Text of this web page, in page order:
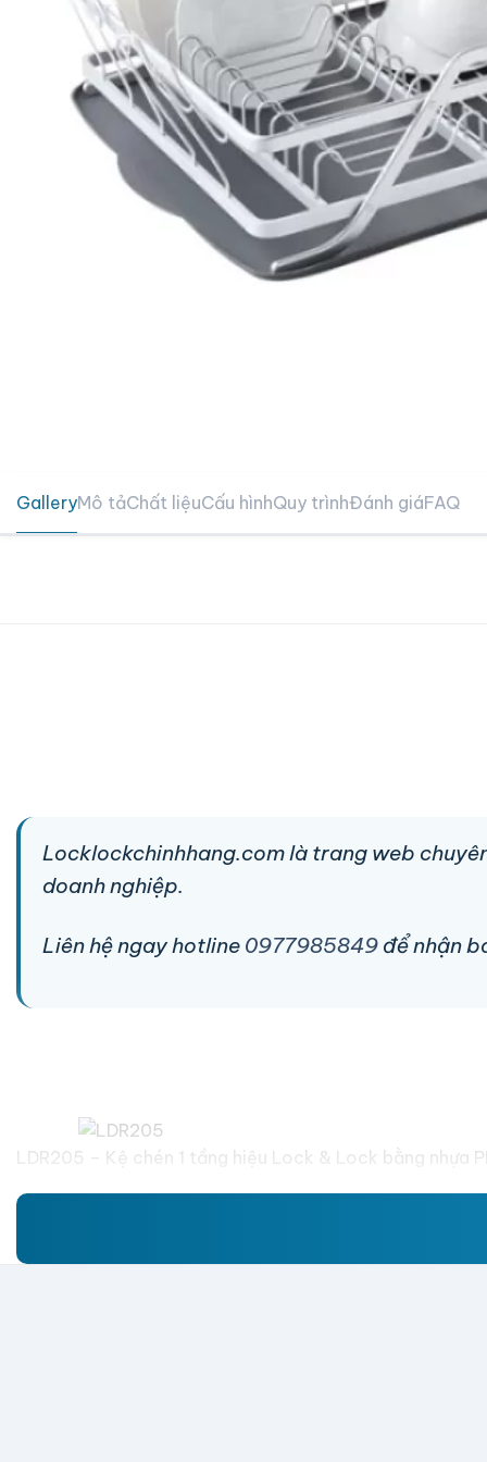
GalleryMô tảChất liệuCấu hìnhQuy trìnhĐánh giáFAQ
Locklockchinhhang.com là trang web
doanh nghiệp.
Liên hệ ngay hotline 0977985849 để nhận
LDR205 – Kệ chén 1 tầng hiệu Lock & Lock bằng